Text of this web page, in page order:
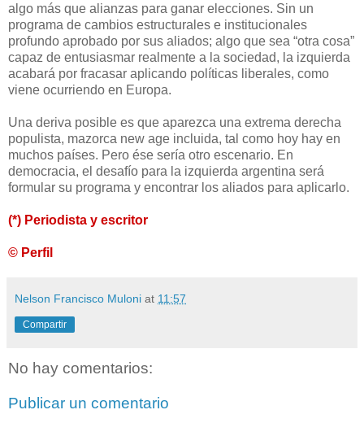
algo más que alianzas para ganar elecciones. Sin un
programa de cambios estructurales e institucionales
profundo aprobado por sus aliados; algo que sea “otra cosa”
capaz de entusiasmar realmente a la sociedad, la izquierda
acabará por fracasar aplicando políticas liberales, como
viene ocurriendo en Europa.
Una deriva posible es que aparezca una extrema derecha
populista, mazorca new age incluida, tal como hoy hay en
muchos países. Pero ése sería otro escenario. En
democracia, el desafío para la izquierda argentina será
formular su programa y encontrar los aliados para aplicarlo.
(*) Periodista y escritor
© Perfil
Nelson Francisco Muloni at 11:57
Compartir
No hay comentarios:
Publicar un comentario